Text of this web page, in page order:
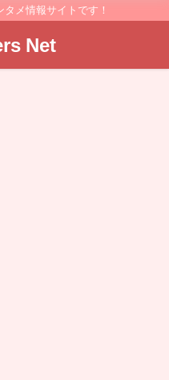
メ情報サイトです！
Net